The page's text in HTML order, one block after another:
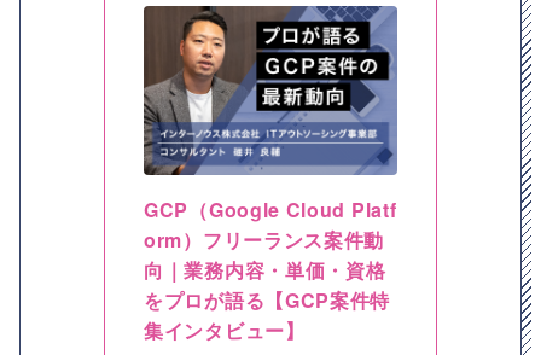
GCP（Google Cloud Platf
orm）フリーランス案件動
向｜業務内容・単価・資格
をプロが語る【GCP案件特
集インタビュー】